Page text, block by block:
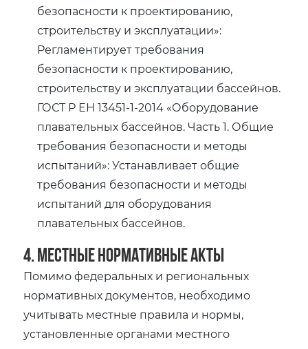
безопасности к проектированию,
строительству и эксплуатации»:
Регламентирует требования
безопасности к проектированию,
строительству и эксплуатации бассейнов.
ГОСТ Р ЕН 13451-1-2014 «Оборудование
плавательных бассейнов. Часть 1. Общие
требования безопасности и методы
испытаний»: Устанавливает общие
требования безопасности и методы
испытаний для оборудования
плавательных бассейнов.
4. Местные нормативные акты
Помимо федеральных и региональных
нормативных документов, необходимо
учитывать местные правила и нормы,
установленные органами местного